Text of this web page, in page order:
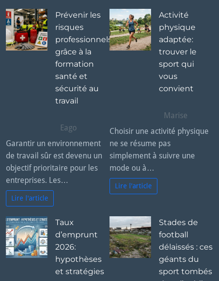
Prévenir les
risques
professionnels
grâce à la
formation
santé et
sécurité au
travail
Eago
Garantir un environnement
de travail sûr est devenu un
objectif prioritaire pour les
entreprises. Les…
Lire l'article
Activité
physique
adaptée:
trouver le
sport qui
vous
convient
Marise
Choisir une activité physique
ne se résume pas
simplement à suivre une
mode ou à…
Lire l'article
Taux
d’emprunt
2026:
hypothèses
et stratégies
Stades de
football
délaissés : ces
géants du
sport tombés